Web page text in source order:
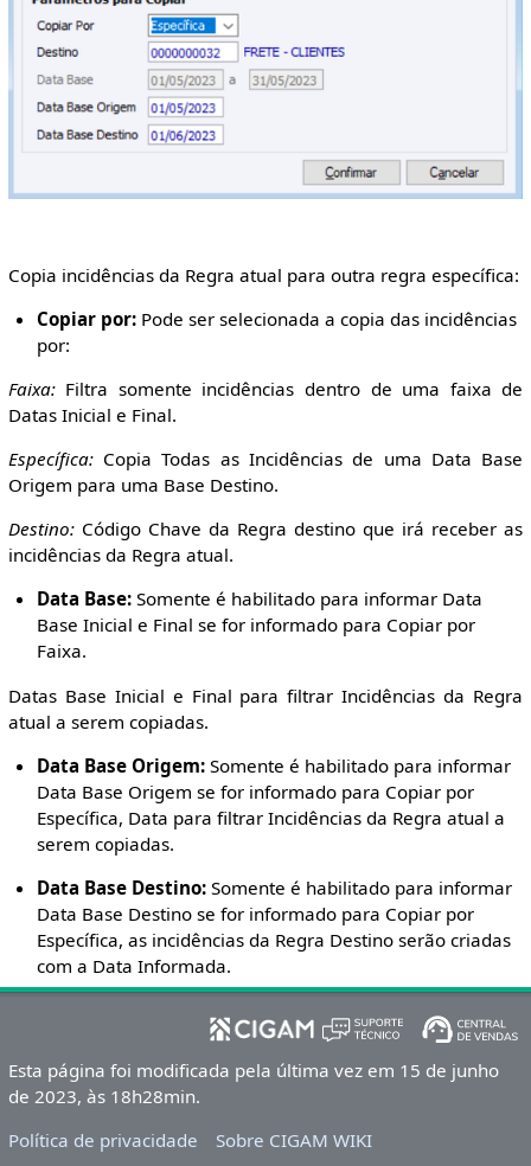
Copia incidências da Regra atual para outra regra específica:
Copiar por: Pode ser selecionada a copia das incidências
por:
Faixa:Filtra somente incidências dentro de uma faixa de
Datas Inicial e Final.
Específica:Copia Todas as Incidências de uma Data Base
Origem para uma Base Destino.
Destino:Código Chave da Regra destino que irá receber as
incidências da Regra atual.
Data Base: Somente é habilitado para informar Data
Base Inicial e Final se for informado para Copiar por
Faixa.
Datas Base Inicial e Final para filtrar Incidências da Regra
atual a serem copiadas.
Data Base Origem: Somente é habilitado para informar
Data Base Origem se for informado para Copiar por
Específica, Data para filtrar Incidências da Regra atual a
serem copiadas.
Data Base Destino: Somente é habilitado para informar
Data Base Destino se for informado para Copiar por
Específica, as incidências da Regra Destino serão criadas
com a Data Informada.
Esta página foi modificada pela última vez em 15 de junho
de 2023, às 18h28min.
Política de privacidade
Sobre CIGAM WIKI